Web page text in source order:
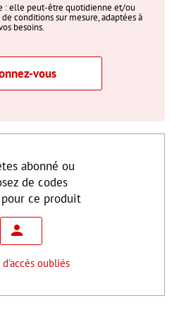
: elle peut-être quotidienne et/ou
conditions sur mesure, adaptées à
besoins.
vous
abonné ou
de codes
pour ce produit
d'accès oubliés